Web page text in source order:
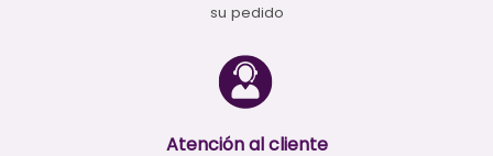
su pedido
Atención al cliente